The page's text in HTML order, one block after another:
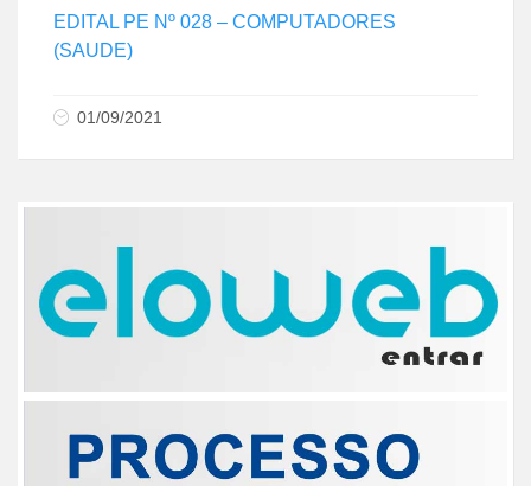
EDITAL PE Nº 028 – COMPUTADORES
(SAUDE)
01/09/2021